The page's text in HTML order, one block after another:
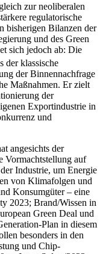
zur neoliberalen
regulatorische
bisherigen Bilanzen der
und des Green
sich jedoch ab: Die
der klassische
der Binnennachfrage
Maßnahmen. Er zielt
der
Exportindustrie in
und
angesichts der
Vormachtstellung auf
Industrie, um Energie
von Klimafolgen und
Konsumgüter – eine
2023; Brand/Wissen in
Green Deal und
Plan in diesem
besonders in den
und Chip-